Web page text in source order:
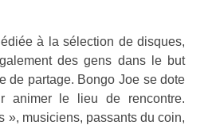
à la sélection de disques,
des gens dans le but
de partage. Bongo Joe se dote
animer le lieu de rencontre.
», musiciens, passants du coin,